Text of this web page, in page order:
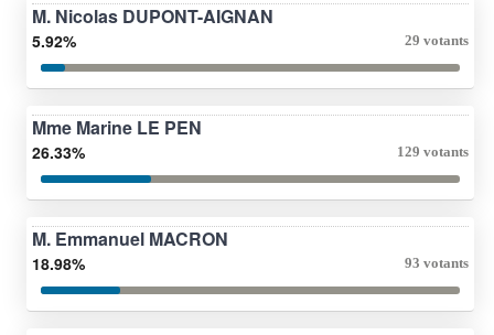
M. Nicolas DUPONT-AIGNAN
5.92% 29 votants
Mme Marine LE PEN
26.33% 129 votants
M. Emmanuel MACRON
18.98% 93 votants